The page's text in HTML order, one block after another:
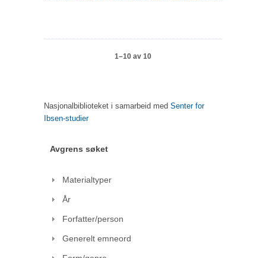
1–10 av 10
Nasjonalbiblioteket i samarbeid med Senter for
Ibsen-studier
Avgrens søket
Materialtyper
År
Forfatter/person
Generelt emneord